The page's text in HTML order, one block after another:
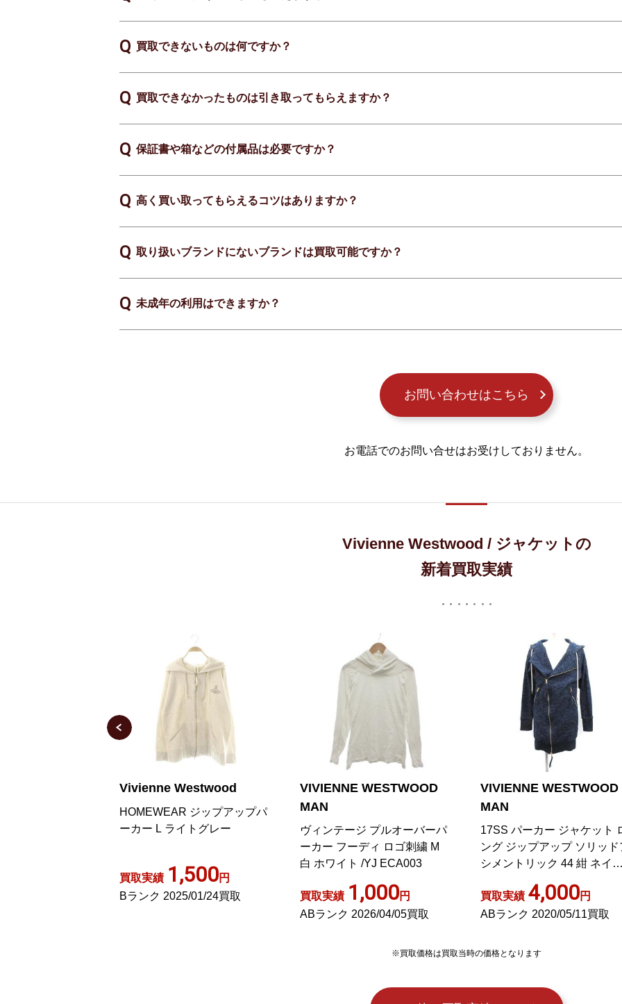
買取できないものは何ですか？
買取できなかったものは引き取ってもらえますか？
保証書や箱などの付属品は必要ですか？
高く買い取ってもらえるコツはありますか？
取り扱いブランドにないブランドは買取可能ですか？
未成年の利用はできますか？
お問い合わせはこちら
お電話でのお問い合せはお受けしておりません。
Vivienne Westwood / ジャケットの
新着買取実績
VIVIENNE WESTWOOD
MAN
ヴィンテージ プルオーバーパ
白 ホワイト /YJ ECA003
買取実績 1,000円
VIVIENNE WESTWOOD
MAN
17SS パーカー ジャケット ロ
ング ジップアップ ソリッドア
シメントリック 44 紺 ネイビ
買取実績 4,000円
ABランク 2020/05/11買取
VIVIENNE WESTWOOD
MAN
パーカー ニット オーブ 刺
ブラック
買取実績 4,500円
ABランク 2022/02/03買取
※買取価格は買取当時の価格となります